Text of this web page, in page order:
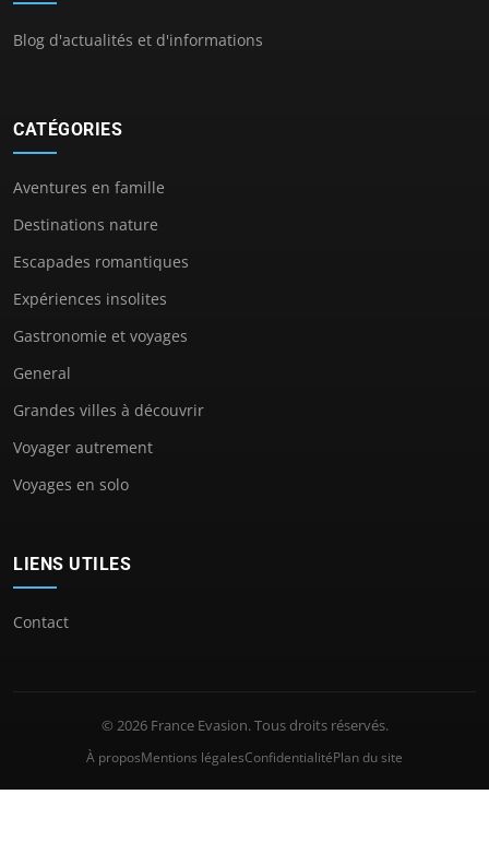
Blog d'actualités et d'informations
CATÉGORIES
Aventures en famille
Destinations nature
Escapades romantiques
Expériences insolites
Gastronomie et voyages
General
Grandes villes à découvrir
Voyager autrement
Voyages en solo
LIENS UTILES
Contact
© 2026 France Evasion. Tous droits réservés.
À proposMentions légalesConfidentialitéPlan du site